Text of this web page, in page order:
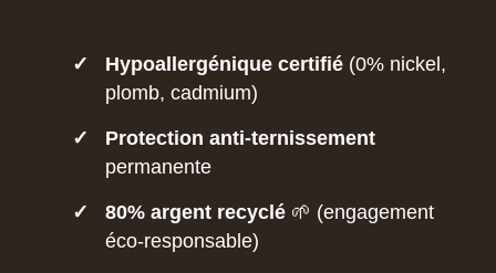
✓ Hypoallergénique certifié(0% nickel,
plomb, cadmium)
✓
Protection anti-ternissement
permanente
✓ 80% argent recyclé🌱 (engagement
éco-responsable)